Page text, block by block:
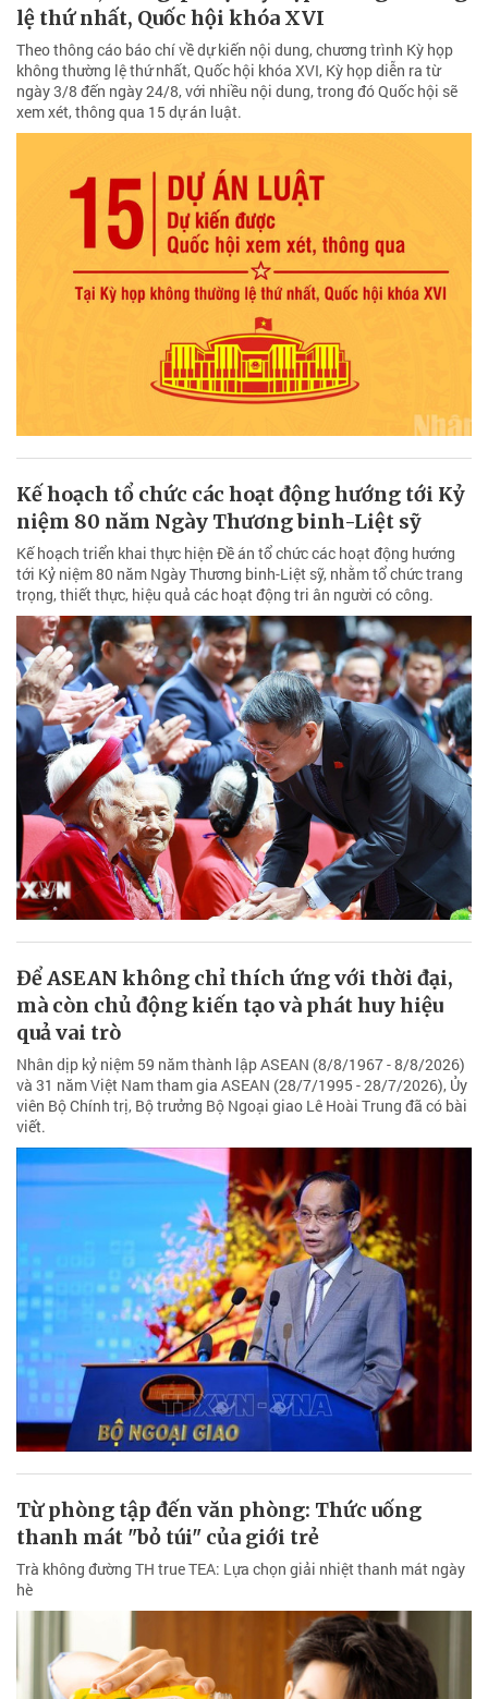
lệ thứ nhất, Quốc hội khóa XVI
Theo thông cáo báo chí về dự kiến nội dung, chương trình Kỳ họp
không thường lệ thứ nhất, Quốc hội khóa XVI, Kỳ họp diễn ra từ
ngày 3/8 đến ngày 24/8, với nhiều nội dung, trong đó Quốc hội sẽ
xem xét, thông qua 15 dự án luật.
Kế hoạch tổ chức các hoạt động hướng tới Kỷ
niệm 80 năm Ngày Thương binh-Liệt sỹ
Kế hoạch triển khai thực hiện Đề án tổ chức các hoạt động hướng
tới Kỷ niệm 80 năm Ngày Thương binh-Liệt sỹ, nhằm tổ chức trang
trọng, thiết thực, hiệu quả các hoạt động tri ân người có công.
Để ASEAN không chỉ thích ứng với thời đại,
mà còn chủ động kiến tạo và phát huy hiệu
quả vai trò
Nhân dịp kỷ niệm 59 năm thành lập ASEAN (8/8/1967 - 8/8/2026)
và 31 năm Việt Nam tham gia ASEAN (28/7/1995 - 28/7/2026), Ủy
viên Bộ Chính trị, Bộ trưởng Bộ Ngoại giao Lê Hoài Trung đã có bài
viết.
Từ phòng tập đến văn phòng: Thức uống
thanh mát "bỏ túi" của giới trẻ
Trà không đường TH true TEA: Lựa chọn giải nhiệt thanh mát ngày
hè